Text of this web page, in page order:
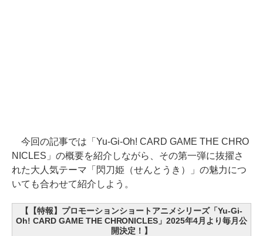
今回の記事では「Yu-Gi-Oh! CARD GAME THE CHRO
NICLES」の概要を紹介しながら、その第一弾に抜擢さ
れた大人気テーマ「閃刀姫（せんとうき）」の魅力につ
いても合わせて紹介しよう。
【【特報】プロモーションショートアニメシリーズ「Yu-Gi-
Oh! CARD GAME THE CHRONICLES」2025年4月より毎月公
開決定！】